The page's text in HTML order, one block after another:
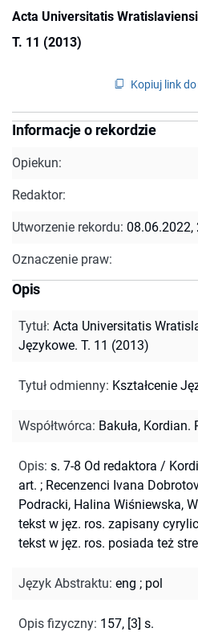
Acta Universitatis
T. 11 (2013)
Kopiuj link
Informacje o rekordzie
Opiekun:
Redaktor:
Utworzenie rekordu: 08.06.2022,
Oznaczenie praw:
Opis
Tytuł: Acta Universitatis
Językowe. T. 11 (2013)
Tytuł odmienny: Kształcenie
Współtwórca: Bakuła, Kordian.
Opis: s. 7-8 Od redaktora /
art. ; Recenzenci Ivana
Podracki, Halina Wiśniewska,
tekst w jęz. ros. zapisany
tekst w jęz. ros. posiada też
Język Abstraktu: eng ; pol
Opis fizyczny: 157, [3] s.